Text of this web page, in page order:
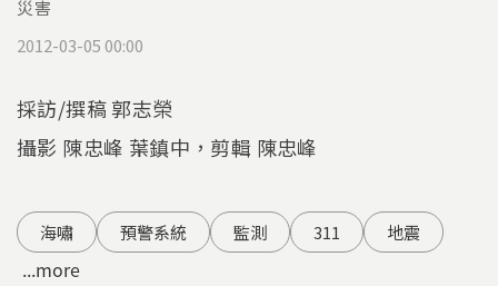
災害
2012-03-05 00:00
採訪/撰稿 郭志榮
攝影 陳忠峰 葉鎮中，剪輯 陳忠峰
海嘯 預警系統 監測 311 地震
...more